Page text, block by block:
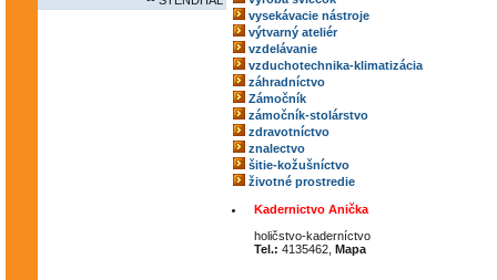
vysekávacie nástroje
výtvarný ateliér
vzdelávanie
vzduchotechnika-klimatizácia
záhradníctvo
Zámočník
zámočník-stolárstvo
zdravotníctvo
znalectvo
šitie-kožušníctvo
životné prostredie
Kadernictvo Anička
holičstvo-kaderníctvo
Tel.: 4135462, Mapa